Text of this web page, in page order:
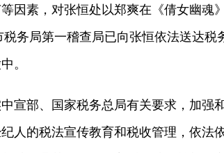
因素，对张恒处以郑爽在《倩女幽魂
务局第一稽查局已向张恒依法送达税
。
部、国家税务总局有关要求，加强
人的税法宣传教育和税收管理，依法